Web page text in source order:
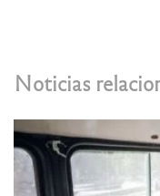
Noticias